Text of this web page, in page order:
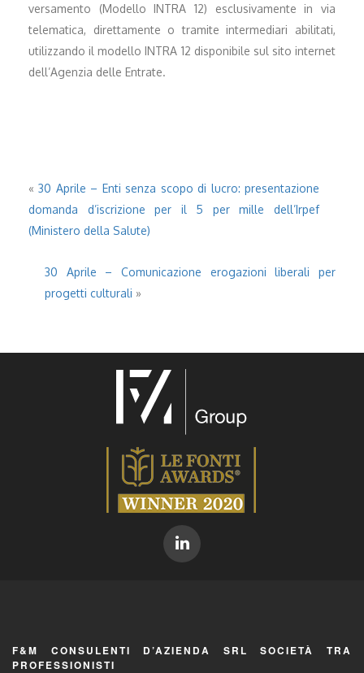
versamento (Modello INTRA 12) esclusivamente in via
telematica, direttamente o tramite intermediari abilitati,
utilizzando il modello INTRA 12 disponibile sul sito internet
dell’Agenzia delle Entrate.
«30 Aprile – Enti senza scopo di lucro: presentazione
domanda d’iscrizione per il 5 per mille dell’Irpef
(Ministero della Salute)
30 Aprile – Comunicazione erogazioni liberali per
progetti culturali »
F&M CONSULENTI D’AZIENDA SRL SOCIETÀ TRA
PROFESSIONISTI